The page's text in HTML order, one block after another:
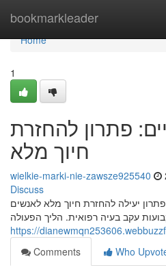
bookmarkleader
Home
Home
1
פתרון להחזרת
חיוך מלא
wielkie-marki-nie-zawsze925540
Discuss
יעילה להחזרת חיוך מלא לאנשים
עקב בעיה רפואית. הליך הפעולה
https://
Comments
Who